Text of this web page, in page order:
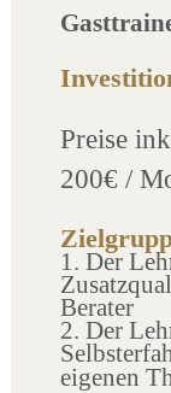
Preise
200€ /
1. Der
Berater
2. Der
eigenen